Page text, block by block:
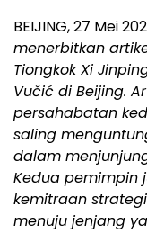
BEIJING, 27 Mei
menerbitkan
Tiongkok Xi
Vučić di Beijing.
persahabatan
saling
dalam
Kedua pemimpin
kemitraan
menuju jenjang